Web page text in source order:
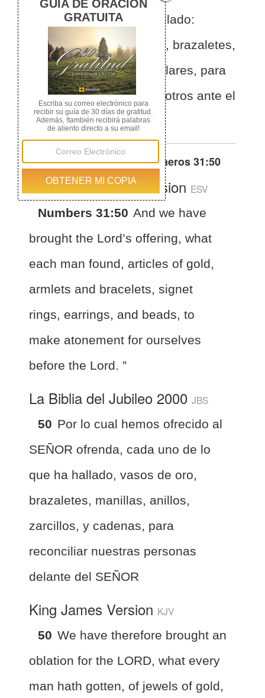
que cada hombre ha hallado:
objetos de oro, pulseras, brazaletes,
anillos, pendientes y collares, para
hacer expiación por nosotros ante el
SEÑOR.
Otras traducciones deNúmeros 31:50
English Standard Version ESV
Numbers 31:50 And we have
brought the Lord’s offering, what
each man found, articles of gold,
armlets and bracelets, signet
rings, earrings, and beads, to
make atonement for ourselves
before the Lord. ”
La Biblia del Jubileo 2000 JBS
50 Por lo cual hemos ofrecido al
SEÑOR ofrenda, cada uno de lo
que ha hallado, vasos de oro,
brazaletes, manillas, anillos,
zarcillos, y cadenas, para
reconciliar nuestras personas
delante del SEÑOR
King James Version KJV
50 We have therefore brought an
oblation for the LORD, what every
man hath gotten, of jewels of gold,